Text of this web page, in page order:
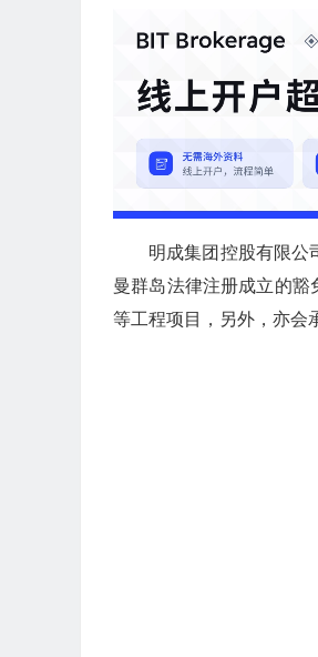
明成集团控股有限
曼群岛法律注册成立的
等工程项目，另外，亦会